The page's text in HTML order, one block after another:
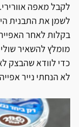
לקבל מאפה אוורירי.
לשמן את התבנית
בקלות לאחר
מומלץ להשאיר
כדי לוודא שהבצק
לא הנחתי נייר